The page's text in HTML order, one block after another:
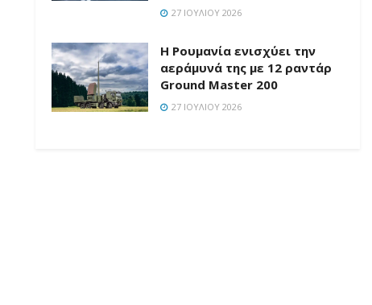
27 ΙΟΥΛΊΟΥ 2026
Η Ρουμανία ενισχύει την
αεράμυνά της με 12 ραντάρ
Ground Master 200
27 ΙΟΥΛΊΟΥ 2026